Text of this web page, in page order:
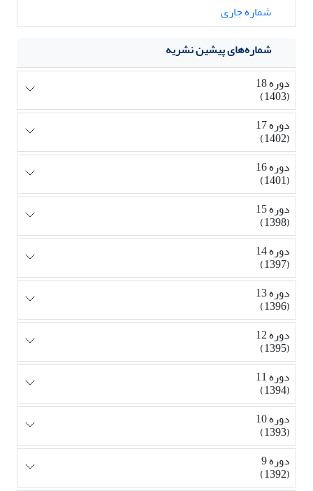
شماره جاری
شماره‌های پیشین نشریه
دوره 18
(1403)
دوره 17
(1402)
دوره 16
(1401)
دوره 15
(1398)
دوره 14
(1397)
دوره 13
(1396)
دوره 12
(1395)
دوره 11
(1394)
دوره 10
(1393)
دوره 9
(1392)